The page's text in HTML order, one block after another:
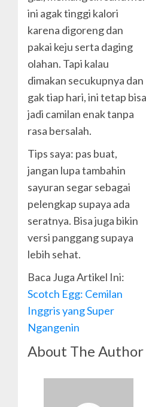
ini agak tinggi kalori
karena digoreng dan
pakai keju serta daging
olahan. Tapi kalau
dimakan secukupnya dan
gak tiap hari, ini tetap bisa
jadi camilan enak tanpa
rasa bersalah.
Tips saya: pas buat,
jangan lupa tambahin
sayuran segar sebagai
pelengkap supaya ada
seratnya. Bisa juga bikin
versi panggang supaya
lebih sehat.
Baca Juga Artikel Ini:
Scotch Egg: Cemilan
Inggris yang Super
Ngangenin
About The Author